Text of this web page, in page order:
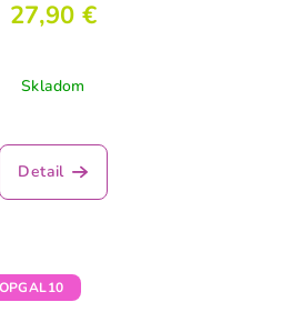
27,90 €
Skladom
Detail